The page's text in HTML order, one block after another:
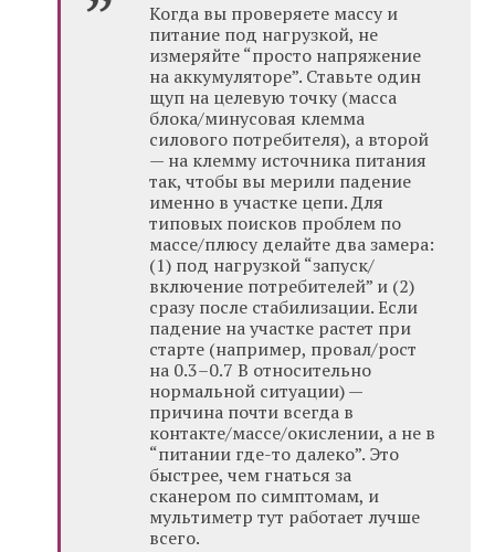
Когда вы проверяете массу и
питание под нагрузкой, не
измеряйте “просто напряжение
на аккумуляторе”. Ставьте один
щуп на целевую точку (масса
блока/минусовая клемма
силового потребителя), а второй
— на клемму источника питания
так, чтобы вы мерили падение
именно в участке цепи. Для
типовых поисков проблем по
массе/плюсу делайте два замера:
(1) под нагрузкой “запуск/
включение потребителей” и (2)
сразу после стабилизации. Если
падение на участке растет при
старте (например, провал/рост
на 0.3–0.7 В относительно
нормальной ситуации) —
причина почти всегда в
контакте/массе/окислении, а не в
“питании где-то далеко”. Это
быстрее, чем гнаться за
сканером по симптомам, и
мультиметр тут работает лучше
всего.